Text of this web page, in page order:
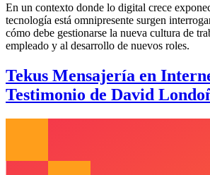
En un contexto donde lo digital crece
tecnología está omnipresente surgen
cómo debe gestionarse la nueva cultura de
empleado y al desarrollo de nuevos roles.
Tekus Mensajería en
Testimonio de David